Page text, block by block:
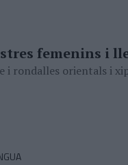
femenins i
i rondalles orientals i